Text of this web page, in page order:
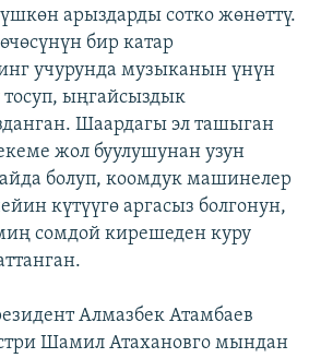
сайттары
арыздарды сотко жөнөттү.
бир катар
учурунда музыканын үнүн
ыңгайсыздык
Шаардагы эл ташыган
жол буулушунан узун
болуп, коомдук машинелер
күтүүгө аргасыз болгонун,
сомдой кирешеден куру
Алмазбек Атамбаев
Шамил Атахановго мындан